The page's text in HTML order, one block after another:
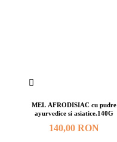
MEL AFRODISIAC cu pudre
ayurvedice si asiatice.140G
140,00 RON